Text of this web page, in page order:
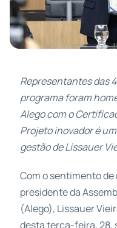
Representantes das
programa foram
Alego com o
Projeto inovador é
gestão de Lissauer
Com o sentimento
presidente da
(Alego), Lissauer
desta terça-feira, 28,